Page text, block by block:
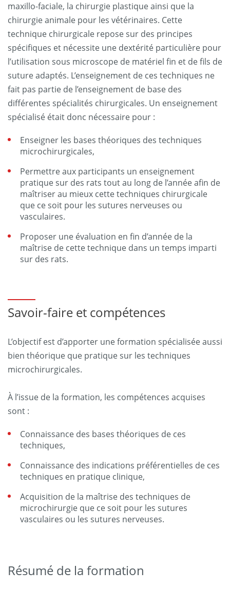
maxillo-faciale, la chirurgie plastique ainsi que la
chirurgie animale pour les vétérinaires. Cette
technique chirurgicale repose sur des principes
spécifiques et nécessite une dextérité particulière pour
l’utilisation sous microscope de matériel fin et de fils de
suture adaptés. L’enseignement de ces techniques ne
fait pas partie de l’enseignement de base des
différentes spécialités chirurgicales. Un enseignement
spécialisé était donc nécessaire pour :
Enseigner les bases théoriques des techniques
microchirurgicales,
Permettre aux participants un enseignement
pratique sur des rats tout au long de l’année afin de
maîtriser au mieux cette techniques chirurgicale
que ce soit pour les sutures nerveuses ou
vasculaires.
Proposer une évaluation en fin d’année de la
maîtrise de cette technique dans un temps imparti
sur des rats.
Savoir-faire et compétences
L’objectif est d’apporter une formation spécialisée aussi
bien théorique que pratique sur les techniques
microchirurgicales.
À l’issue de la formation, les compétences acquises
sont :
Connaissance des bases théoriques de ces
techniques,
Connaissance des indications préférentielles de ces
techniques en pratique clinique,
Acquisition de la maîtrise des techniques de
microchirurgie que ce soit pour les sutures
vasculaires ou les sutures nerveuses.
Résumé de la formation